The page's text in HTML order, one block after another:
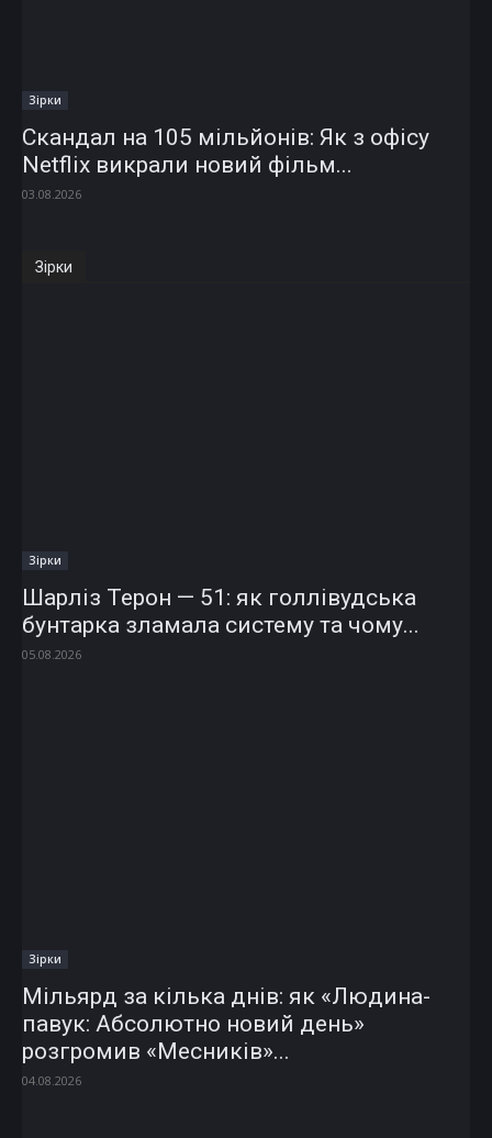
Зірки
Скандал на 105 мільйонів: Як з офісу
Netflix викрали новий фільм...
03.08.2026
Зірки
Зірки
Шарліз Терон — 51: як голлівудська
бунтарка зламала систему та чому...
05.08.2026
Зірки
Мільярд за кілька днів: як «Людина-
павук: Абсолютно новий день»
розгромив «Месників»...
04.08.2026